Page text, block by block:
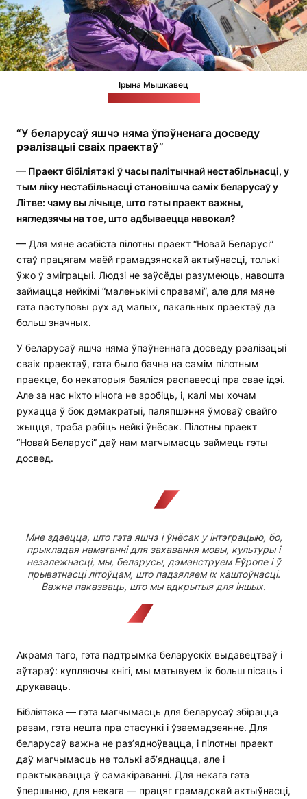
Ірына Мышкавец
“У беларусаў яшчэ няма ўпэўненага досведу
рэалізацыі сваіх праектаў”
— Праект бібіліятэкі ў часы палітычнай нестабільнасці, у
тым ліку нестабільнасці становішча саміх беларусаў у
Літве: чаму вы лічыце, што гэты праект важны,
нягледзячы на тое, што адбываецца навокал?
— Для мяне асабіста пілотны праект “Новай Беларусі”
стаў працягам маёй грамадзянскай актыўнасці, толькі
ўжо ў эміграцыі. Людзі не заўсёды разумеюць, навошта
займацца нейкімі “маленькімі справамі”, але для мяне
гэта паступовы рух ад малых, лакальных праектаў да
больш значных.
У беларусаў яшчэ няма ўпэўненнага досведу рэалізацыі
сваіх праектаў, гэта было бачна на самім пілотным
праекце, бо некаторыя баяліся распавесці пра свае ідэі.
Але за нас ніхто нічога не зробіць, і, калі мы хочам
рухацца ў бок дэмакратыі, паляпшэння ўмоваў свайго
жыцця, трэба рабіць нейкі ўнёсак. Пілотны праект
“Новай Беларусі” даў нам магчымасць займець гэты
досвед.
Мне здаецца, што гэта яшчэ і ўнёсак у інтэграцыю, бо,
прыкладая намаганні для захавання мовы, культуры і
незалежнасці, мы, беларусы, дэманструем Еўропе і ў
прыватнасці літоўцам, што падзяляем іх каштоўнасці.
Важна паказваць, што мы адкрытыя для іншых.
Акрамя таго, гэта падтрымка беларускіх выдавецтваў і
аўтараў: купляючы кнігі, мы матывуем іх больш пісаць і
друкаваць.
Бібліятэка — гэта магчымасць для беларусаў збірацца
разам, гэта нешта пра стасункі і ўзаемадзеянне. Для
беларусаў важна не раз’ядноўвацца, і пілотны праект
даў магчымасць не толькі аб’яднацца, але і
практыкавацца ў самакіраванні. Для некага гэта
ўпершыню, для некага — працяг грамадскай актыўнасці,